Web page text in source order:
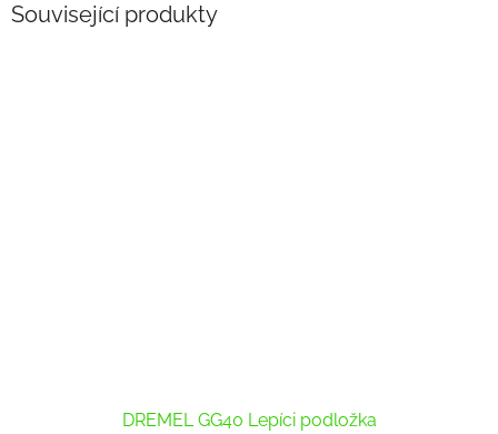
Související produkty
DREMEL GG40 Lepíci podložka